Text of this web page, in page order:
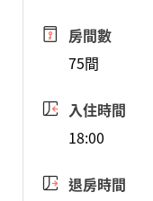
房間數
75間
入住時間
18:00
退房時間